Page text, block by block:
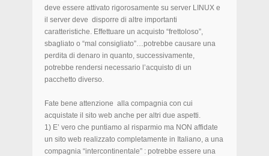
deve essere attivato rigorosamente su server LINUX e
il server deve disporre di altre importanti
caratteristiche. Effettuare un acquisto “frettoloso”,
sbagliato o “mal consigliato”…potrebbe causare una
perdita di denaro in quanto, successivamente,
potrebbe rendersi necessario l’acquisto di un
pacchetto diverso.
Fate bene attenzione alla compagnia con cui
acquistate il sito web anche per altri due aspetti.
1) E’ vero che puntiamo al risparmio ma NON affidate
un sito web realizzato completamente in Italiano, a una
compagnia “intercontinentale” : potrebbe essere una